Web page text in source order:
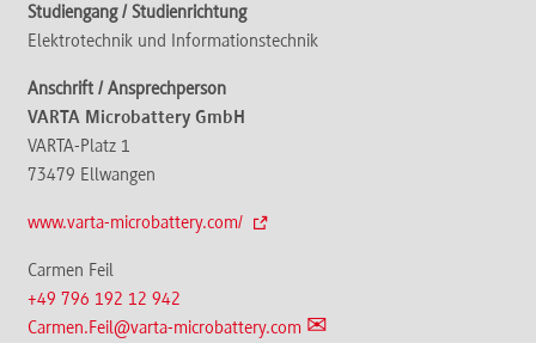
Elektrotechnik und Informationstechnik
VARTA Microbattery GmbH
VARTA-Platz 1
73479 Ellwangen
www.varta-microbattery.com/
Carmen Feil
+49 796 192 12 942
Carmen.Feil@varta-microbattery.com